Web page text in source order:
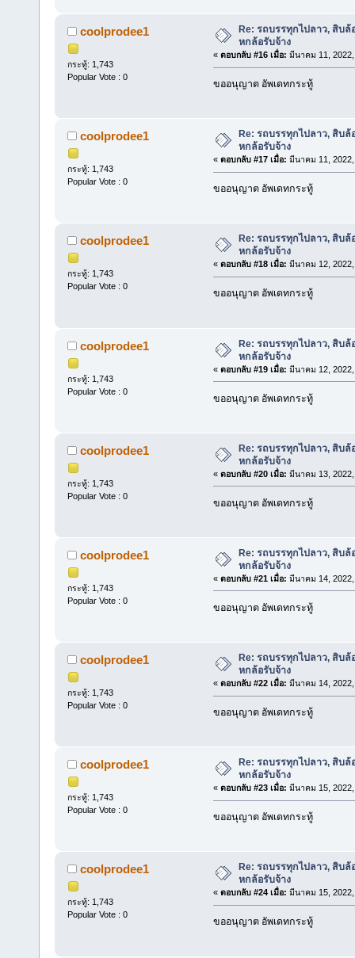
coolprodee1
กระทู้: 1,743
Popular Vote : 0
Re: รถบรรทุกไปลาว, สิบล้
หกล้อรับจ้าง
« ตอบกลับ #16 เมื่อ: มีนาคม 11,
ขออนุญาต อัพเดทกระทู้
coolprodee1
กระทู้: 1,743
Popular Vote : 0
Re: รถบรรทุกไปลาว, สิบล้
หกล้อรับจ้าง
« ตอบกลับ #17 เมื่อ: มีนาคม 11,
ขออนุญาต อัพเดทกระทู้
coolprodee1
กระทู้: 1,743
Popular Vote : 0
Re: รถบรรทุกไปลาว, สิบล้
หกล้อรับจ้าง
« ตอบกลับ #18 เมื่อ: มีนาคม 12,
ขออนุญาต อัพเดทกระทู้
coolprodee1
กระทู้: 1,743
Popular Vote : 0
Re: รถบรรทุกไปลาว, สิบล้
หกล้อรับจ้าง
« ตอบกลับ #19 เมื่อ: มีนาคม 12,
ขออนุญาต อัพเดทกระทู้
coolprodee1
กระทู้: 1,743
Popular Vote : 0
Re: รถบรรทุกไปลาว, สิบล้
หกล้อรับจ้าง
« ตอบกลับ #20 เมื่อ: มีนาคม 13,
ขออนุญาต อัพเดทกระทู้
coolprodee1
กระทู้: 1,743
Popular Vote : 0
Re: รถบรรทุกไปลาว, สิบล้
หกล้อรับจ้าง
« ตอบกลับ #21 เมื่อ: มีนาคม 14,
ขออนุญาต อัพเดทกระทู้
coolprodee1
กระทู้: 1,743
Popular Vote : 0
Re: รถบรรทุกไปลาว, สิบล้
หกล้อรับจ้าง
« ตอบกลับ #22 เมื่อ: มีนาคม 14,
ขออนุญาต อัพเดทกระทู้
coolprodee1
กระทู้: 1,743
Popular Vote : 0
Re: รถบรรทุกไปลาว, สิบล้
หกล้อรับจ้าง
« ตอบกลับ #23 เมื่อ: มีนาคม 15,
ขออนุญาต อัพเดทกระทู้
coolprodee1
กระทู้: 1,743
Popular Vote : 0
Re: รถบรรทุกไปลาว, สิบล้
หกล้อรับจ้าง
« ตอบกลับ #24 เมื่อ: มีนาคม 15,
ขออนุญาต อัพเดทกระทู้